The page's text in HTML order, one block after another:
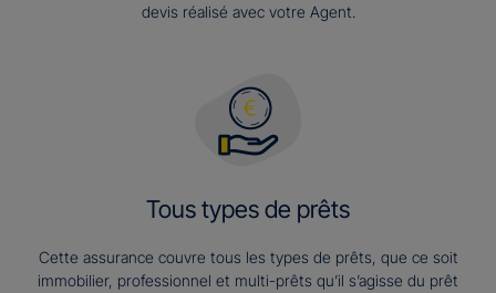
devis réalisé avec votre Agent.
Tous types de prêts
Cette assurance couvre tous les types de prêts, que ce soit
immobilier, professionnel et multi-prêts qu’il s’agisse du prêt